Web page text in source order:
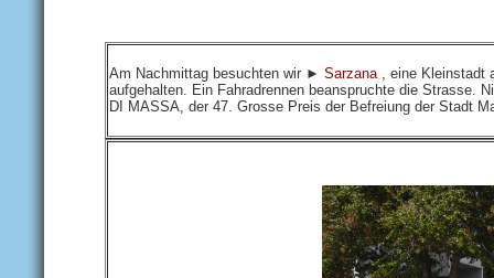
Am Nachmittag besuchten wir ► Sarzana , eine Kleinstadt
aufgehalten. Ein Fahradrennen beanspruchte die Strasse.
DI MASSA, der 47. Grosse Preis der Befreiung der Stadt